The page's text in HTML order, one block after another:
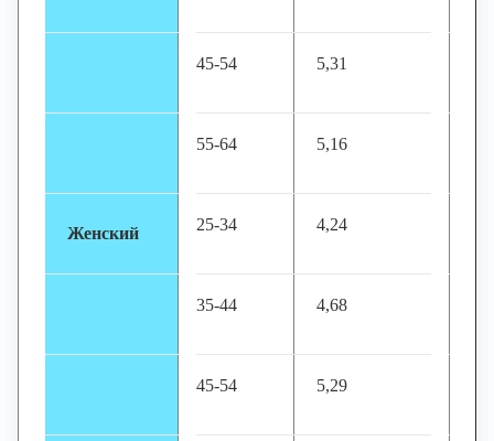
45-54 5,31
55-64 5,16
Женский 25-34 4,24
35-44 4,68
45-54 5,29